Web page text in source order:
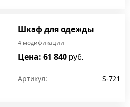
Шкаф для одежды
4 модификации
Цена: 61 840 руб.
Артикул: S-721